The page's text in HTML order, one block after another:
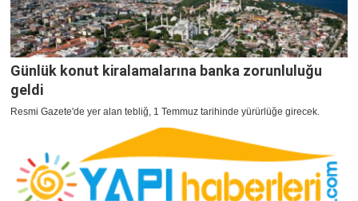
Günlük konut kiralamalarına banka zorunluluğu
geldi
Resmi Gazete'de yer alan tebliğ, 1 Temmuz tarihinde yürürlüğe girecek.